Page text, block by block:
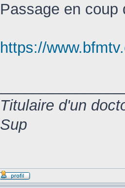
Passage en coup
https://
Titulaire d'un
Sup